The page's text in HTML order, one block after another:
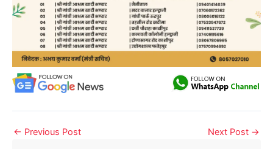
← Previous Post Next Post →